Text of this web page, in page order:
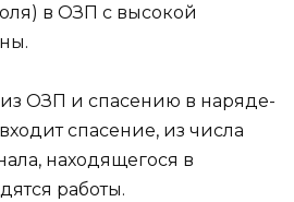
в ОЗП с высокой
ОЗП и спасению в наряде-
спасение, из числа
находящегося в
работы.